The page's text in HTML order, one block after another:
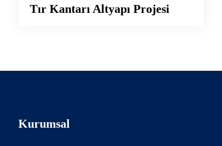
Tır Kantarı Altyapı Projesi
Kurumsal